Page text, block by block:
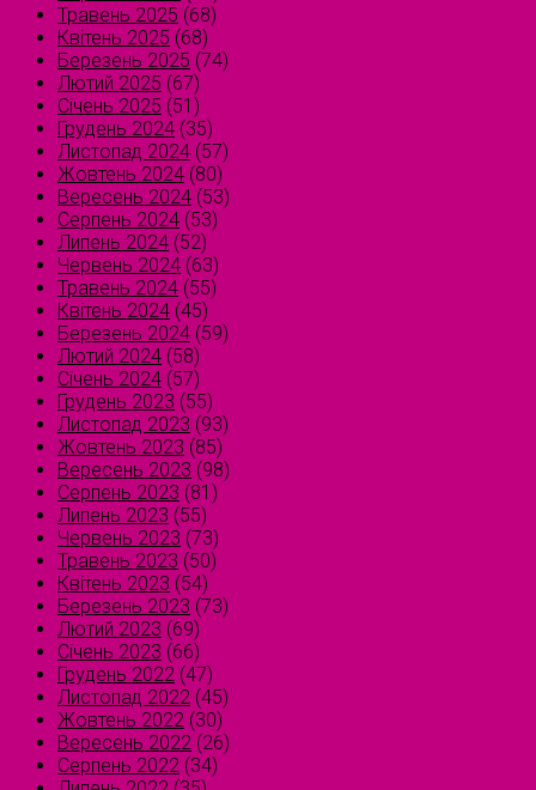
Травень 2025 (68)
Квітень 2025 (68)
Березень 2025 (74)
Лютий 2025 (67)
Січень 2025 (51)
Грудень 2024 (35)
Листопад 2024 (57)
Жовтень 2024 (80)
Вересень 2024 (53)
Серпень 2024 (53)
Липень 2024 (52)
Червень 2024 (63)
Травень 2024 (55)
Квітень 2024 (45)
Березень 2024 (59)
Лютий 2024 (58)
Січень 2024 (57)
Грудень 2023 (55)
Листопад 2023 (93)
Жовтень 2023 (85)
Вересень 2023 (98)
Серпень 2023 (81)
Липень 2023 (55)
Червень 2023 (73)
Травень 2023 (50)
Квітень 2023 (54)
Березень 2023 (73)
Лютий 2023 (69)
Січень 2023 (66)
Грудень 2022 (47)
Листопад 2022 (45)
Жовтень 2022 (30)
Вересень 2022 (26)
Серпень 2022 (34)